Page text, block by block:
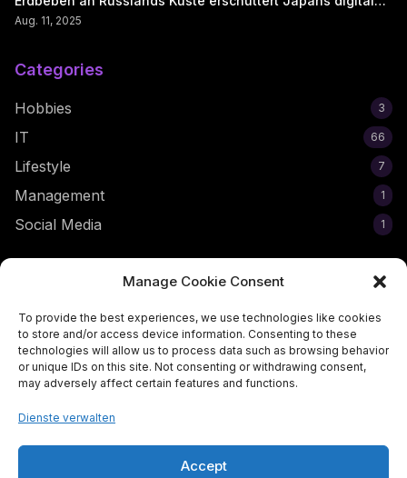
Manage Cookie Consent
To provide the best experiences, we use technologies like cookies
to store and/or access device information. Consenting to these
technologies will allow us to process data such as browsing behavior
or unique IDs on this site. Not consenting or withdrawing consent,
may adversely affect certain features and functions.
Dienste verwalten
Accept
Seele
Aug. 11, 2025
Categories
Hobbies 3
IT 66
Lifestyle 7
Management 1
Social Media 1
Stay Updated
Subscribe to get the latest egirl tips and trends delivered to
your inbox!